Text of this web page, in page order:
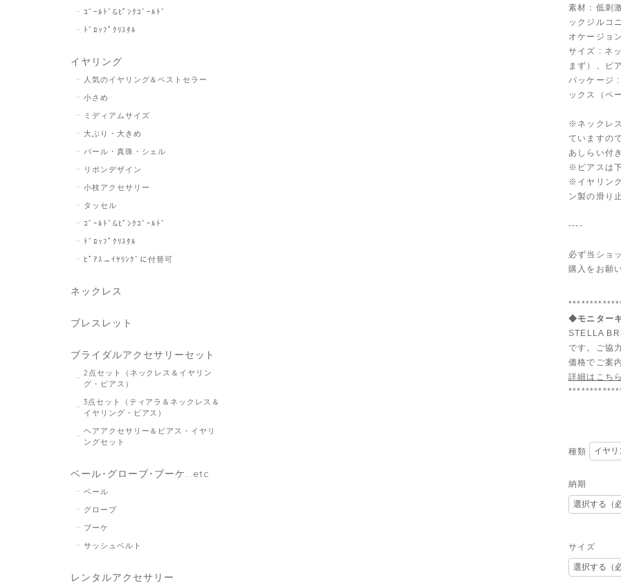
素材：低刺
ックジルコ
オケージョ
サイズ : ネ
まず）、ピ
パッケージ
ックス（ペ
※ネックレ
ていますの
あしらい付き
※ピアスは
※イヤリン
ン製の滑り
----
必ず当ショ
購入をお願
◆モニター
STELLA
です。ご協
価格でご案内
詳細はこちら
種類
納期
サイズ
ｺﾞｰﾙﾄﾞ&ﾋﾟﾝｸｺﾞｰﾙﾄﾞ
ﾄﾞﾛｯﾌﾟｸﾘｽﾀﾙ
イヤリング
人気のイヤリング＆ベストセラー
小さめ
ミディアムサイズ
大ぶり・大きめ
パール・真珠・シェル
リボンデザイン
小枝アクセサリー
タッセル
ｺﾞｰﾙﾄﾞ&ﾋﾟﾝｸｺﾞｰﾙﾄﾞ
ﾄﾞﾛｯﾌﾟｸﾘｽﾀﾙ
ﾋﾟｱｽ→ｲﾔﾘﾝｸﾞに付替可
ネックレス
ブレスレット
ブライダルアクセサリーセット
2点セット（ネックレス＆イヤリン
グ・ピアス）
3点セット（ティアラ＆ネックレス＆
イヤリング・ピアス）
ヘアアクセサリー＆ピアス・イヤリ
ングセット
ベール･グローブ･ブーケ...etc
ベール
グローブ
ブーケ
サッシュベルト
レンタルアクセサリー